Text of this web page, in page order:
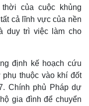
của cuộc khủng
cả lĩnh vực của nền
duy trì việc làm cho
định kế hoạch cứu
thuộc vào khí đốt
Chính phủ Pháp dự
gia đình để chuyển